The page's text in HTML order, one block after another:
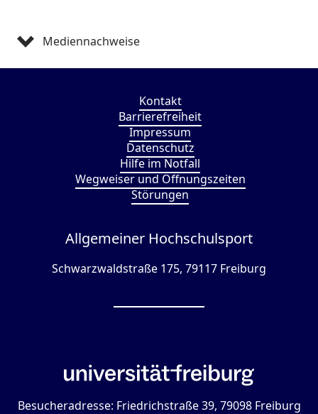
Mediennachweise
Kontakt
Barrierefreiheit
Impressum
Datenschutz
Hilfe im Notfall
Wegweiser und Öffnungszeiten
Störungen
Allgemeiner Hochschulsport
Schwarzwaldstraße 175, 79117 Freiburg
Besucheradresse: Friedrichstraße 39, 79098 Freiburg